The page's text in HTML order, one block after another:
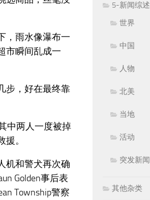
，雨水像瀑布一
市瞬间乱成一
步，好在最终靠
中两人一度被掉
。
机和警犬再次确
Golden事后表
Township警察
5-新闻综述
世界
中国
人物
北美
当地
活动
突发新闻
其他杂类